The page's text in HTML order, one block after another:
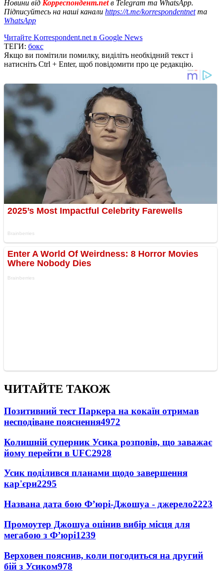
Новини від Корреспондент.netв Telegram та WhatsApp.
Підписуйтесь на наші канали https://t.me/korrespondentnetта
WhatsApp
Читайте Korrespondent.net в Google News
ТЕГИ: бокс
Якщо ви помітили помилку, виділіть необхідний текст і
натисніть Ctrl + Enter, щоб повідомити про це редакцію.
ЧИТАЙТЕ ТАКОЖ
Позитивний тест Паркера на кокаїн отримав
несподіване пояснення4972
Колишній суперник Усика розповів, що заважає
йому перейти в UFC2928
Усик поділився планами щодо завершення
кар'єри2295
Названа дата бою Ф’юрі-Джошуа - джерело2223
Промоутер Джошуа оцінив вибір місця для
мегабою з Ф’юрі1239
Верховен пояснив, коли погодиться на другий
бій з Усиком978